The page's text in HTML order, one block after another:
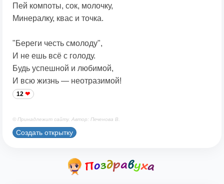
Пей компоты, сок, молочку,
Минералку, квас и точка.
"Береги честь смолоду",
И не ешь всё с голоду.
Будь успешной и любимой,
И всю жизнь — неотразимой!
12
© Принадлежит сайту. Автор: Печенова В.
Создать открытку